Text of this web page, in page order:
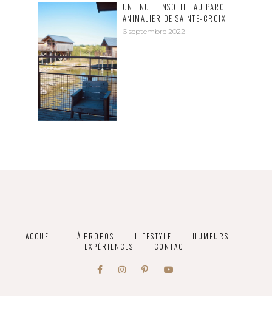
UNE NUIT INSOLITE AU PARC
ANIMALIER DE SAINTE-CROIX
6 septembre 2022
ACCUEIL À PROPOS LIFESTYLE
HUMEURS
EXPÉRIENCES
CONTACT